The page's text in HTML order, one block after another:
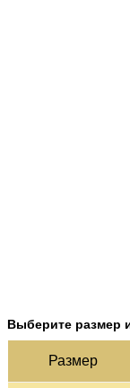
Выберите размер
Раз­мер